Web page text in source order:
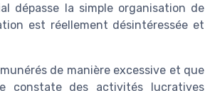
dépasse la simple organisation de
est réellement désintéressée et
de manière excessive et que
constate des activités lucratives